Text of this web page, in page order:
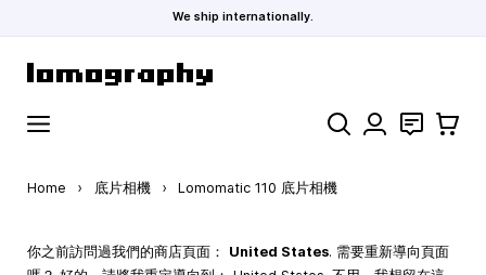
We ship internationally.
Search 聯絡 購物車
Home › 底片相機 › Lomomatic 110 底片相機
你之前訪問過我們的商店頁面： United States. 需要重新導向頁面